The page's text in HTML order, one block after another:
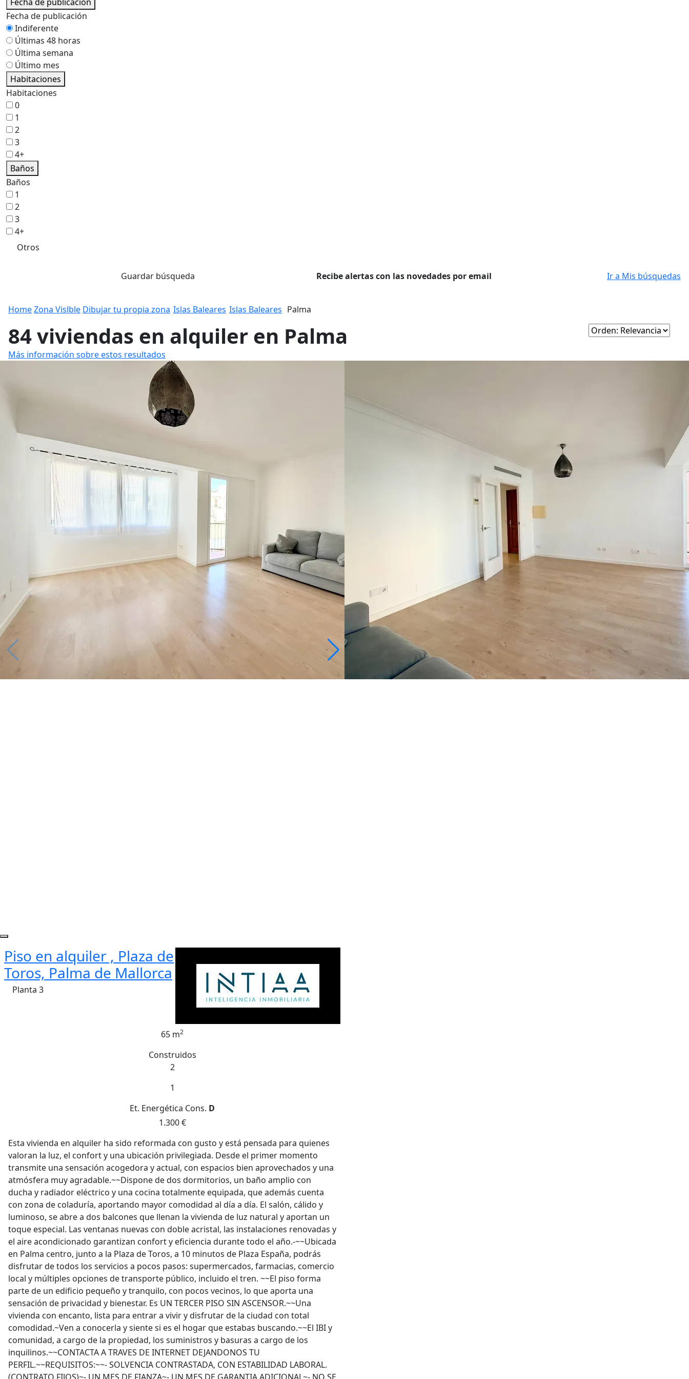
Fecha de publicación
Indiferente
Últimas 48 horas
Última semana
Último mes
Habitaciones
Habitaciones
0
1
2
3
4+
Baños
Baños
1
2
3
4+
Otros
Guardar búsqueda Recibe alertas con las novedades por email Ir a Mis búsquedas
HomeZona Vislble Dibujar tu propia zona Islas Baleares Islas Baleares Palma
84 viviendas en alquiler en Palma
Más información sobre estos resultados
Piso en alquiler , Plaza de
Toros, Palma de Mallorca
Planta 3
65 m2
Construidos
2
1
Et. Energética Cons. D
1.300 €
Esta vivienda en alquiler ha sido reformada con gusto y está pensada para quienes
valoran la luz, el confort y una ubicación privilegiada. Desde el primer momento
transmite una sensación acogedora y actual, con espacios bien aprovechados y una
atmósfera muy agradable.~~Dispone de dos dormitorios, un baño amplio con
ducha y radiador eléctrico y una cocina totalmente equipada, que además cuenta
con zona de coladuría, aportando mayor comodidad al día a día. El salón, cálido y
luminoso, se abre a dos balcones que llenan la vivienda de luz natural y aportan un
toque especial. Las ventanas nuevas con doble acristal, las instalaciones renovadas y
el aire acondicionado garantizan confort y eficiencia durante todo el año.-~~Ubicada
en Palma centro, junto a la Plaza de Toros, a 10 minutos de Plaza España, podrás
disfrutar de todos los servicios a pocos pasos: supermercados, farmacias, comercio
local y múltiples opciones de transporte público, incluido el tren. ~~El piso forma
parte de un edificio pequeño y tranquilo, con pocos vecinos, lo que aporta una
sensación de privacidad y bienestar. Es UN TERCER PISO SIN ASCENSOR.~~Una
vivienda con encanto, lista para entrar a vivir y disfrutar de la ciudad con total
comodidad.~Ven a conocerla y siente si es el hogar que estabas buscando.~~El IBI y
comunidad, a cargo de la propiedad, los suministros y basuras a cargo de los
inquilinos.~~CONTACTA A TRAVES DE INTERNET DEJANDONOS TU
PERFIL.~~REQUISITOS:~~- SOLVENCIA CONTRASTADA, CON ESTABILIDAD LABORAL.